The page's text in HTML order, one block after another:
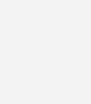
von
gebaut.